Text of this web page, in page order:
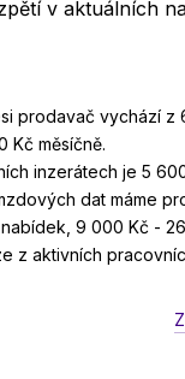
v aktuálních
prodavač vychází z
Kč měsíčně.
inzerátech je 5
dat máme
9 000 Kč -
z aktivních